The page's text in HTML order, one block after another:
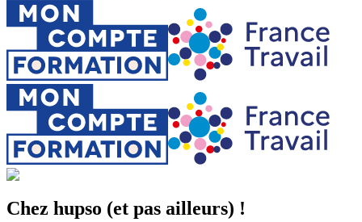
Chez hupso (et pas ailleurs) !